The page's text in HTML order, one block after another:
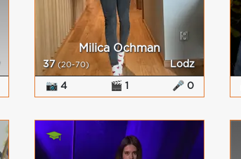
Milica Ochman
37 (20-70) Lodz
📷 4 🎬 1 🎤 0